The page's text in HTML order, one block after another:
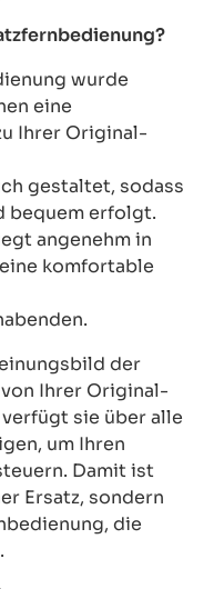
wurde
eine
Ihrer Original-
gestaltet, sodass
bequem erfolgt.
angenehm in
komfortable
der
Ihrer Original-
sie über alle
um Ihren
Damit ist
Ersatz, sondern
die